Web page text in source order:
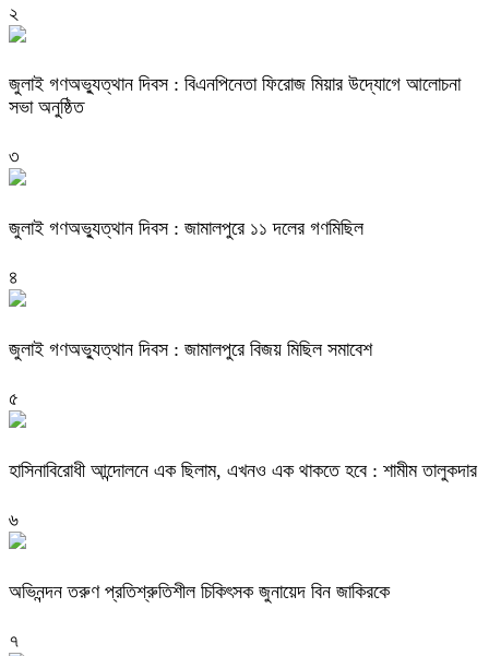
২
জুলাই গণঅভ্যুত্থান দিবস : বিএনপিনেতা ফিরোজ মিয়ার উদ্যোগে আলোচনা
সভা অনুষ্ঠিত
৩
জুলাই গণঅভ্যুত্থান দিবস : জামালপুরে ১১ দলের গণমিছিল
৪
জুলাই গণঅভ্যুত্থান দিবস : জামালপুরে বিজয় মিছিল সমাবেশ
৫
হাসিনাবিরোধী আন্দোলনে এক ছিলাম, এখনও এক থাকতে হবে : শামীম তালুকদার
৬
অভিনন্দন তরুণ প্রতিশ্রুতিশীল চিকিৎসক জুনায়েদ বিন জাকিরকে
৭